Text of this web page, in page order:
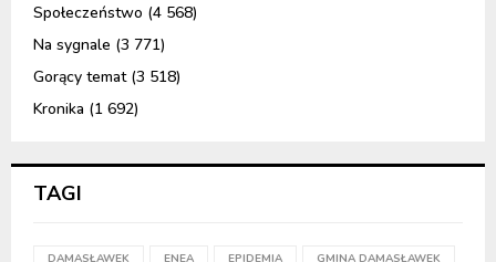
Społeczeństwo (4 568)
Na sygnale (3 771)
Gorący temat(3 518)
Kronika (1 692)
TAGI
DAMASŁAWEK ENEA EPIDEMIA GMINA DAMASŁAWEK